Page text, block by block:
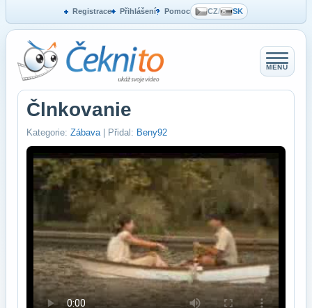
Registrace Přihlášení Pomoc CZ/ SK
MENU
Člnkovanie
Kategorie: Zábava | Přidal: Beny92